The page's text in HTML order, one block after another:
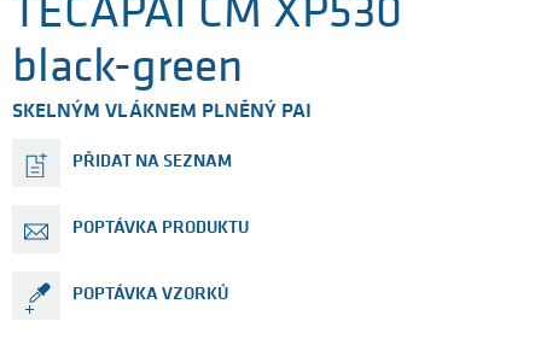
TECAPAI CM XP530
black-green
SKELNÝM VLÁKNEM PLNĚNÝ PAI
PŘIDAT NA SEZNAM
POPTÁVKA PRODUKTU
POPTÁVKA VZORKŮ